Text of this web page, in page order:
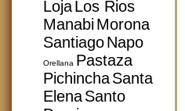
LojaLos Rios
ManabiMorona
SantiagoNapo
Orellana Pastaza
PichinchaSanta
ElenaSanto